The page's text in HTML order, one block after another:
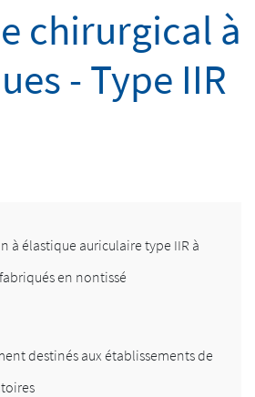
chirurgical à
- Type IIR
à élastique auriculaire type IIR à
en nontissé
destinés aux établissements de